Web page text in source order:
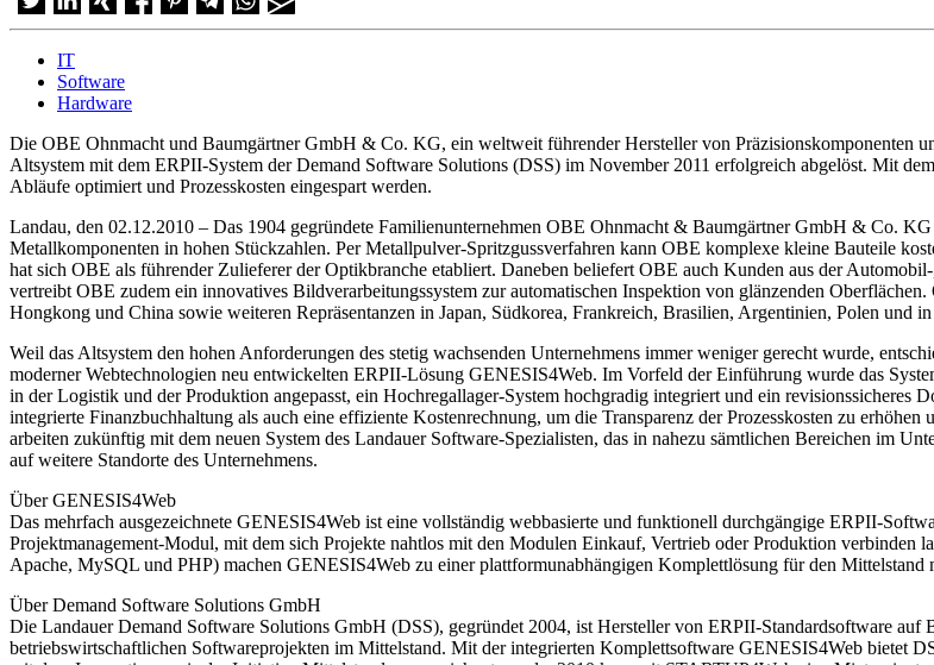
IT
Software
Hardware
Die OBE Ohnmacht und Baumgärtner GmbH & Co. KG, ein weltweit führender Hersteller von Präzisionskomponenten
Altsystem mit dem ERPII-System der Demand Software Solutions (DSS) im November 2011 erfolgreich abgelöst. Mit
Abläufe optimiert und Prozesskosten eingespart werden.
Landau, den 02.12.2010 – Das 1904 gegründete Familienunternehmen OBE Ohnmacht & Baumgärtner GmbH & Co.
Metallkomponenten in hohen Stückzahlen. Per Metallpulver-Spritzgussverfahren kann OBE komplexe kleine Bauteile
hat sich OBE als führender Zulieferer der Optikbranche etabliert. Daneben beliefert OBE auch Kunden aus der
vertreibt OBE zudem ein innovatives Bildverarbeitungssystem zur automatischen Inspektion von glänzenden
Hongkong und China sowie weiteren Repräsentanzen in Japan, Südkorea, Frankreich, Brasilien, Argentinien, Polen und
Weil das Altsystem den hohen Anforderungen des stetig wachsenden Unternehmens immer weniger gerecht wurde,
moderner Webtechnologien neu entwickelten ERPII-Lösung GENESIS4Web. Im Vorfeld der Einführung wurde das
in der Logistik und der Produktion angepasst, ein Hochregallager-System hochgradig integriert und ein revisionssicheres
integrierte Finanzbuchhaltung als auch eine effiziente Kostenrechnung, um die Transparenz der Prozesskosten zu
arbeiten zukünftig mit dem neuen System des Landauer Software-Spezialisten, das in nahezu sämtlichen Bereichen im
auf weitere Standorte des Unternehmens.
Über GENESIS4Web
Das mehrfach ausgezeichnete GENESIS4Web ist eine vollständig webbasierte und funktionell durchgängige ERPII-
Projektmanagement-Modul, mit dem sich Projekte nahtlos mit den Modulen Einkauf, Vertrieb oder Produktion
Apache, MySQL und PHP) machen GENESIS4Web zu einer plattformunabhängigen Komplettlösung für den Mittelstand
Über Demand Software Solutions GmbH
Die Landauer Demand Software Solutions GmbH (DSS), gegründet 2004, ist Hersteller von ERPII-Standardsoftware auf
betriebswirtschaftlichen Softwareprojekten im Mittelstand. Mit der integrierten Komplettsoftware GENESIS4Web bietet